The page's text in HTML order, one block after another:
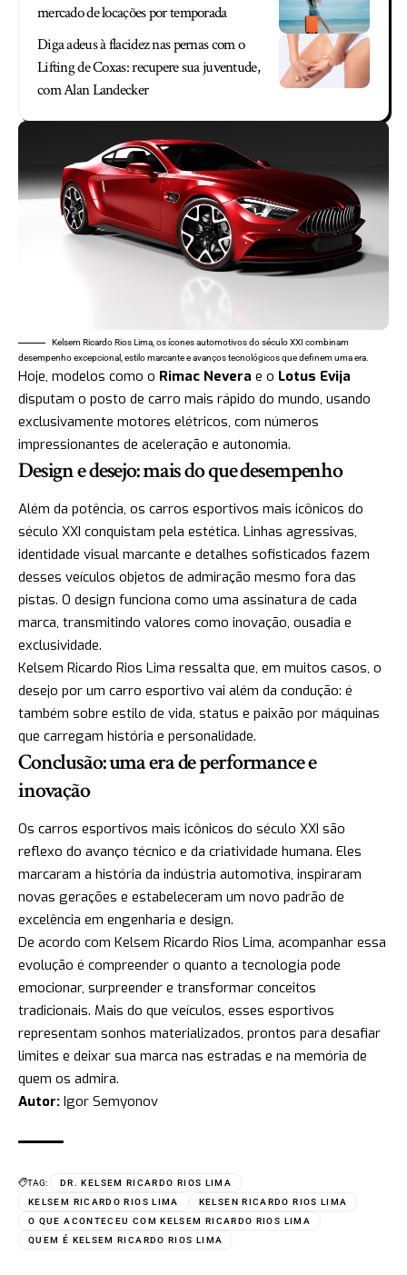
mercado de locações por temporada
Diga adeus à flacidez nas pernas com o
Lifting de Coxas: recupere sua juventude,
com Alan Landecker
Kelsem Ricardo Rios Lima, os ícones automotivos do século XXI combinam
desempenho excepcional, estilo marcante e avanços tecnológicos que definem uma era.
Hoje, modelos como o Rimac Nevera e o Lotus Evija
disputam o posto de carro mais rápido do mundo, usando
exclusivamente motores elétricos, com números
impressionantes de aceleração e autonomia.
Design e desejo: mais do que desempenho
Além da potência, os carros esportivos mais icônicos do
século XXI conquistam pela estética. Linhas agressivas,
identidade visual marcante e detalhes sofisticados fazem
desses veículos objetos de admiração mesmo fora das
pistas. O design funciona como uma assinatura de cada
marca, transmitindo valores como inovação, ousadia e
exclusividade.
Kelsem Ricardo Rios Lima ressalta que, em muitos casos, o
desejo por um carro esportivo vai além da condução: é
também sobre estilo de vida, status e paixão por máquinas
que carregam história e personalidade.
Conclusão: uma era de performance e
inovação
Os carros esportivos mais icônicos do século XXI são
reflexo do avanço técnico e da criatividade humana. Eles
marcaram a história da indústria automotiva, inspiraram
novas gerações e estabeleceram um novo padrão de
excelência em engenharia e design.
De acordo com Kelsem Ricardo Rios Lima, acompanhar essa
evolução é compreender o quanto a tecnologia pode
emocionar, surpreender e transformar conceitos
tradicionais. Mais do que veículos, esses esportivos
representam sonhos materializados, prontos para desafiar
limites e deixar sua marca nas estradas e na memória de
quem os admira.
Autor: Igor Semyonov
TAG:
DR. KELSEM RICARDO RIOS LIMA
KELSEM RICARDO RIOS LIMA
KELSEN RICARDO RIOS LIMA
O QUE ACONTECEU COM KELSEM RICARDO RIOS LIMA
QUEM É KELSEM RICARDO RIOS LIMA